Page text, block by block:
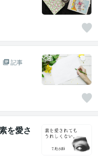
記事
を愛さ